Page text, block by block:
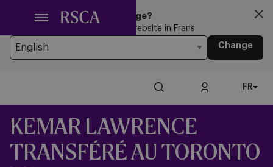
contenu
principal
Looking for another Language?
You’re currently browsing the website in Frans
Change
FR
KEMAR LAWRENCE
TRANSFÉRÉ AU TORONTO